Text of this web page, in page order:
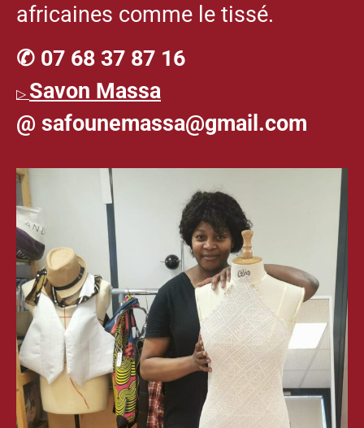
africaines comme le tissé.
✆ 07 68 37 87 16
▷ Savon Massa
@ safounemassa@gmail.com